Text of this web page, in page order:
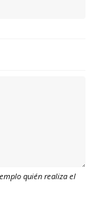
quién realiza el